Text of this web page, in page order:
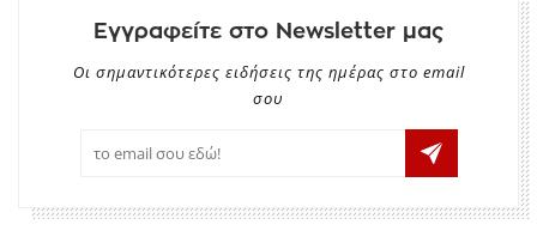
Εγγραφείτε στο Newsletter μας
Οι σημαντικότερες ειδήσεις της ημέρας στο email
σου